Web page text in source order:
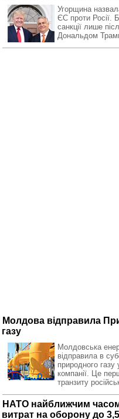
Угорщина
ЄС проти Росії.
санкції лише
Дональдом
Молдова відправила
газу
Молдовська
відправила в
природного
компанії. Це
транзиту
НАТО найближчим
витрат на оборону до